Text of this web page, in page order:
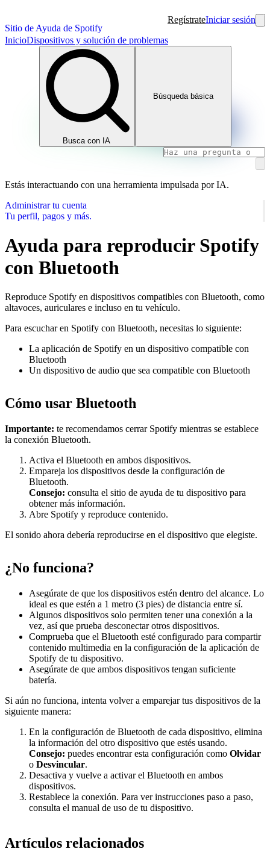
Sitio de Ayuda de Spotify
RegístrateIniciar sesión
InicioDispositivos y solución de problemas
Busca con IA
Búsqueda básica
Estás interactuando con una herramienta impulsada por IA.
Administrar tu cuenta
Tu perfil, pagos y más.
Ayuda para reproducir Spotify
con Bluetooth
Reproduce Spotify en dispositivos compatibles con Bluetooth, como
altavoces, auriculares e incluso en tu vehículo.
Para escuchar en Spotify con Bluetooth, necesitas lo siguiente:
La aplicación de Spotify en un dispositivo compatible con
Bluetooth
Un dispositivo de audio que sea compatible con Bluetooth
Cómo usar Bluetooth
Importante: te recomendamos cerrar Spotify mientras se establece
la conexión Bluetooth.
Activa el Bluetooth en ambos dispositivos.
Empareja los dispositivos desde la configuración de
Bluetooth.
Consejo: consulta el sitio de ayuda de tu dispositivo para
obtener más información.
Abre Spotify y reproduce contenido.
El sonido ahora debería reproducirse en el dispositivo que elegiste.
¿No funciona?
Asegúrate de que los dispositivos estén dentro del alcance. Lo
ideal es que estén a 1 metro (3 pies) de distancia entre sí.
Algunos dispositivos solo permiten tener una conexión a la
vez, así que prueba desconectar otros dispositivos.
Comprueba que el Bluetooth esté configurado para compartir
contenido multimedia en la configuración de la aplicación de
Spotify de tu dispositivo.
Asegúrate de que ambos dispositivos tengan suficiente
batería.
Si aún no funciona, intenta volver a emparejar tus dispositivos de la
siguiente manera:
En la configuración de Bluetooth de cada dispositivo, elimina
la información del otro dispositivo que estés usando.
Consejo: puedes encontrar esta configuración como Olvidar
o Desvincular.
Desactiva y vuelve a activar el Bluetooth en ambos
dispositivos.
Restablece la conexión. Para ver instrucciones paso a paso,
consulta el manual de uso de tu dispositivo.
Artículos relacionados